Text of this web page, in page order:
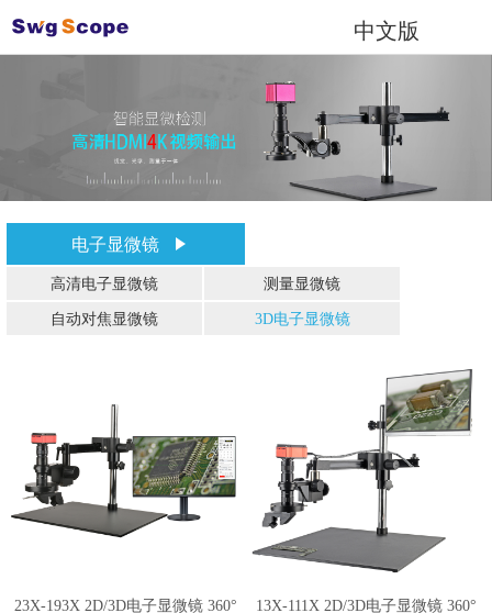
中文版
电子显微镜
高清电子显微镜 测量显微镜
自动对焦显微镜 3D电子显微镜
23X-193X 2D/3D电子显微镜 360°
13X-111X 2D/3D电子显微镜 360°